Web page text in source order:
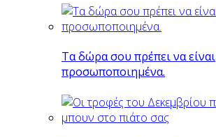
Tα δώρα σου πρέπει να είναι
προσωποποιημένα.